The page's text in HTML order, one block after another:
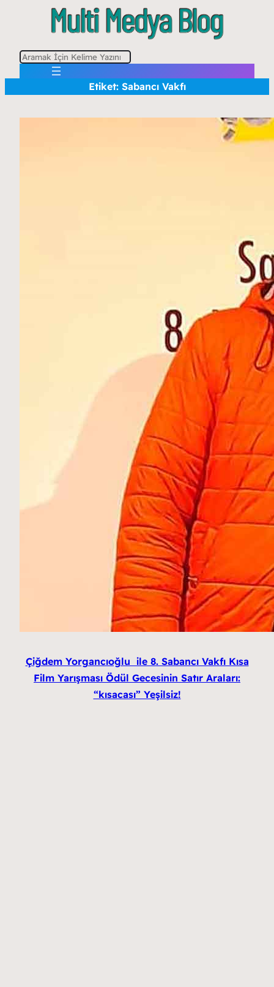
A
Etiket: Sabancı Vakfı
Çiğdem Yorgancıoğlu ile 8. Sabancı Vakfı Kısa
Film Yarışması Ödül Gecesinin Satır Araları:
“kısacası” Yeşilsiz!